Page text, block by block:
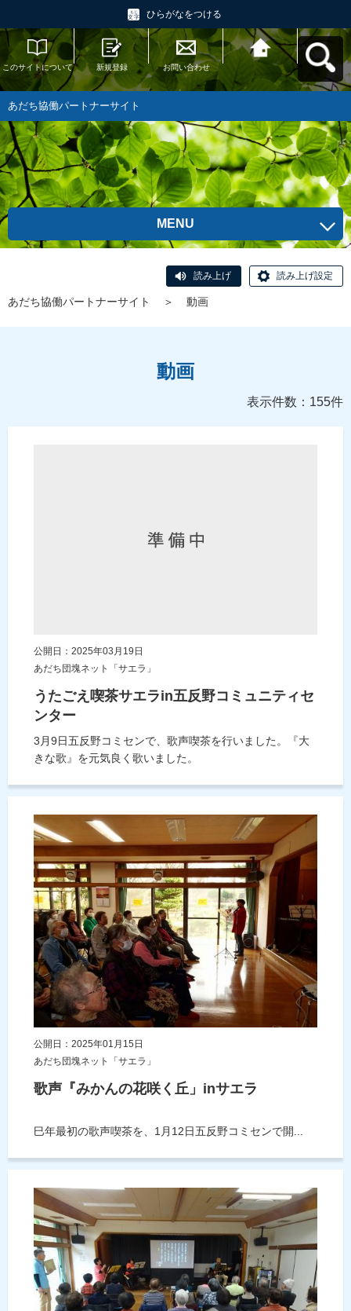
ひらがなをつける
このサイトについて 新規登録 お問い合わせ
あだち協働パートナ
ーサイトへ戻る
あだち協働パートナーサイト
MENU
読み上げ 読み上げ設定
あだち協働パートナーサイト ＞ 動画
動画
表示件数：155件
公開日：2025年03月19日
あだち団塊ネット「サエラ」
うたごえ喫茶サエラin五反野コミュニティセ
ンター
3月9日五反野コミセンで、歌声喫茶を行いました。『大
きな歌』を元気良く歌いました。
公開日：2025年01月15日
あだち団塊ネット「サエラ」
歌声『みかんの花咲く丘」inサエラ
巳年最初の歌声喫茶を、1月12日五反野コミセンで開...